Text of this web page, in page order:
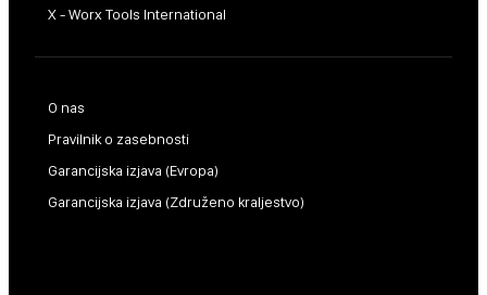
X - Worx Tools International
O nas
Pravilnik o zasebnosti
Garancijska izjava (Evropa)
Garancijska izjava (Združeno kraljestvo)